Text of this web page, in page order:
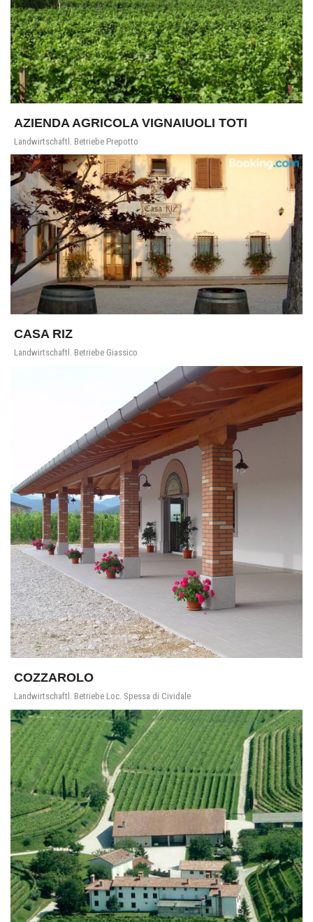
AZIENDA AGRICOLA VIGNAIUOLI TOTI
Landwirtschaftl. Betriebe Prepotto
CASA RIZ
Landwirtschaftl. Betriebe Giassico
COZZAROLO
Landwirtschaftl. Betriebe Loc. Spessa di Cividale